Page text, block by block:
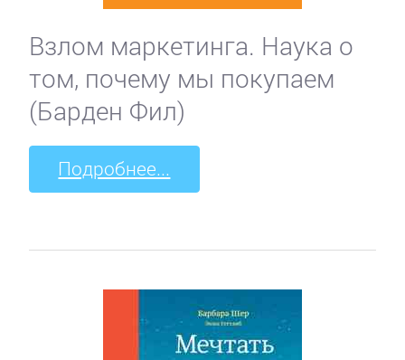
Взлом маркетинга. Наука о
том, почему мы покупаем
(Барден Фил)
Подробнее...